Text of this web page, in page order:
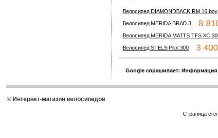
Велосипед DIAMONDBACK RM 16
Велосипед MERIDA BRAD 3 8
Велосипед MERIDA MATTS TFS XC
Велосипед STELS Pilot 300 3
Google спрашивает:
© Интернет-магазин велосипедов
Страница